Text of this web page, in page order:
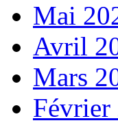
Mai
Avril
Mars
Février